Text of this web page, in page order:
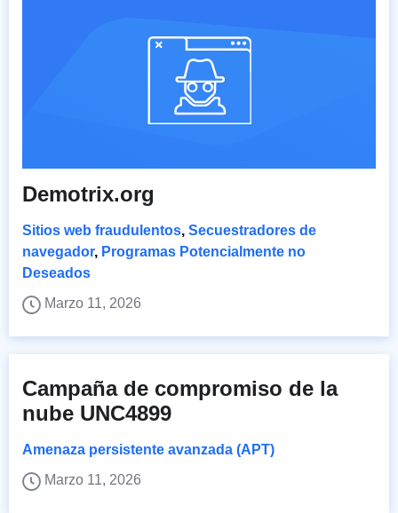
Demotrix.org
Sitios web fraudulentos, Secuestradores de
navegador, Programas Potencialmente no
Deseados
Marzo 11, 2026
Campaña de compromiso de la
nube UNC4899
Amenaza persistente avanzada (APT)
Marzo 11, 2026